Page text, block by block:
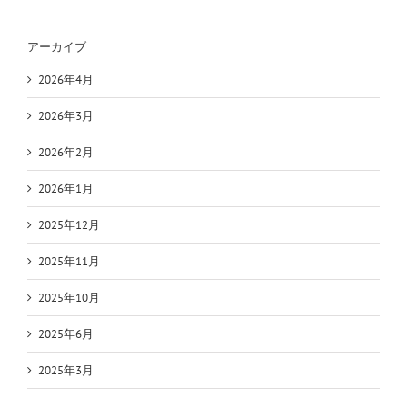
アーカイブ
2026年4月
2026年3月
2026年2月
2026年1月
2025年12月
2025年11月
2025年10月
2025年6月
2025年3月